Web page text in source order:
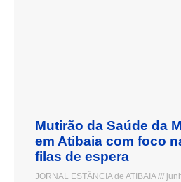
Mutirão da Saúde da
em Atibaia com foco
filas de espera
JORNAL ESTÂNCIA de ATIBAIA